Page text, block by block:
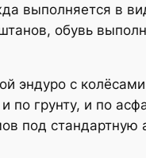
выполняется в
обувь
с
грунту, и по
под